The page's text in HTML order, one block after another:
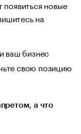
появиться новые
на
ваш бизнес
свою позицию
а что